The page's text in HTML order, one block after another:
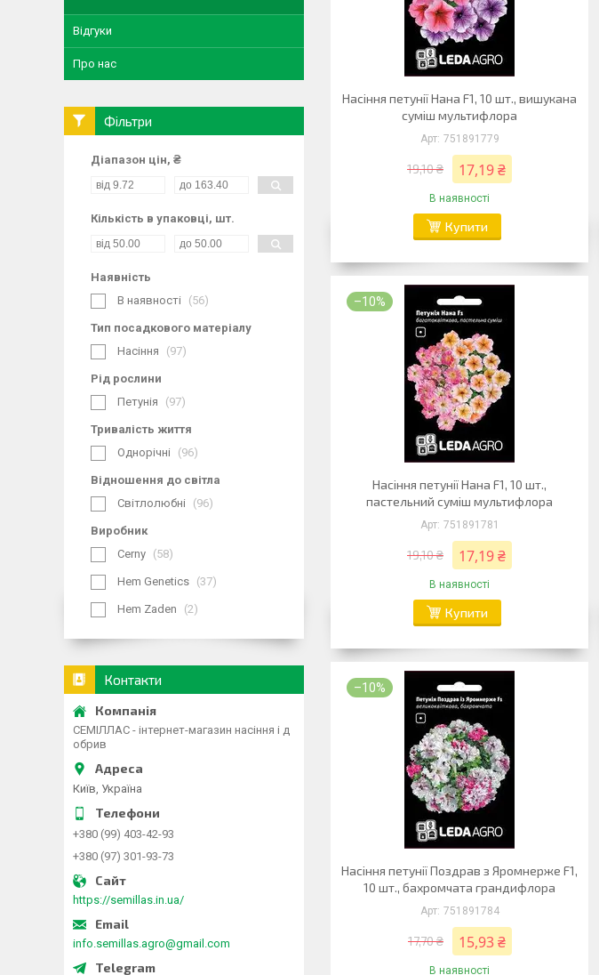
Насіння петунії Нана F1, 10 шт., вишукана
суміш мультифлора
751891779
19,10 ₴ 17,19 ₴
В наявності
Купити
–10%
Насіння петунії Нана F1, 10 шт.,
пастельний суміш мультифлора
751891781
19,10 ₴ 17,19 ₴
В наявності
Купити
–10%
Насіння петунії Поздрав з Яромнерже F1,
10 шт., бахромчата грандифлора
751891784
17,70 ₴ 15,93 ₴
В наявності
Відгуки
Про нас
Фільтри
Діапазон цін, ₴
Кількість в упаковці, шт.
Наявність
В наявності
56
Тип посадкового матеріалу
Насіння
97
Рід рослини
Петунія
97
Тривалість життя
Однорічні
96
Відношення до світла
Світлолюбні
96
Виробник
Cerny
58
Hem Genetics 37
Hem Zaden 2
Контакти
СЕМІЛЛАС - інтернет-магазин насіння і д
обрив
Київ, Україна
+380 (99) 403-42-93
+380 (97) 301-93-73
https://semillas.in.ua/
info.semillas.agro@gmail.com